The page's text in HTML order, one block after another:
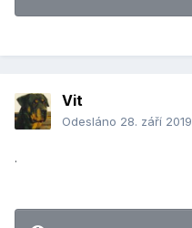
Vit
Odesláno 28. září 2019
.